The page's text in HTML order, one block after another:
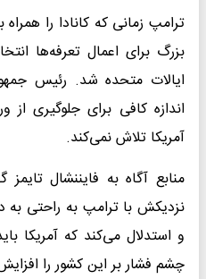
ترامپ زمانی که کانادا را
بزرگ برای اعمال تعرفه‌ها
ایالات متحده شد. رئیس
اندازه کافی برای جلوگیری
آمریکا تلاش نمی‌کند.
منابع آگاه به فایننشال تایمز
نزدیکش با ترامپ به راحتی
و استدلال می‌کند که آمریکا
چشم فشار بر این کشور را